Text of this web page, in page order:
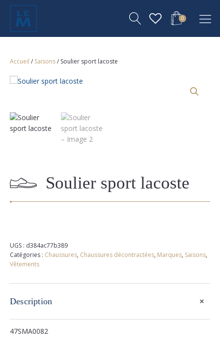
0
Accueil / Saisons/ Soulier sport lacoste
Soulier sport lacoste
UGS : d384ac77b389
Catégories : Chaussures, Chaussures décontractées, Marques, Saisons,
Vêtements
Description +
47SMA0082